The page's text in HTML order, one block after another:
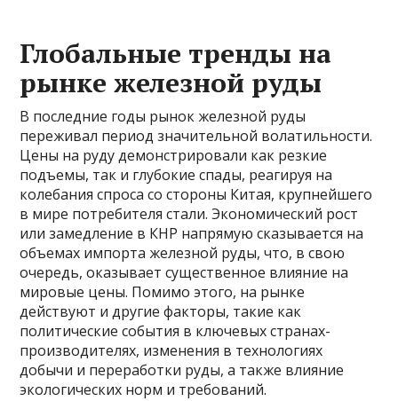
Глобальные тренды на
рынке железной руды
В последние годы рынок железной руды
переживал период значительной волатильности.
Цены на руду демонстрировали как резкие
подъемы, так и глубокие спады, реагируя на
колебания спроса со стороны Китая, крупнейшего
в мире потребителя стали. Экономический рост
или замедление в КНР напрямую сказывается на
объемах импорта железной руды, что, в свою
очередь, оказывает существенное влияние на
мировые цены. Помимо этого, на рынке
действуют и другие факторы, такие как
политические события в ключевых странах-
производителях, изменения в технологиях
добычи и переработки руды, а также влияние
экологических норм и требований.